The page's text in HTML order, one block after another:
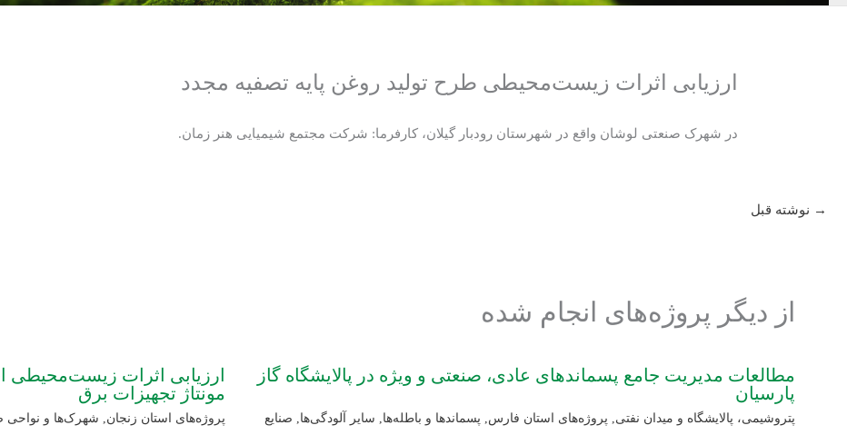
ارزیابی اثرات زیست‌محیطی طرح تولید روغن پایه تصفیه مجدد
در شهرک صنعتی لوشان واقع در شهرستان رودبار گیلان، کارفرما: شرکت مجتمع شیمیایی هنر زمان.
→ نوشته قبل
از دیگر پروژه‌های انجام شده
مطالعات مدیریت جامع پسماندهای عادی، صنعتی و ویژه در پالایشگاه گاز
پارسیان
پتروشیمی، پالایشگاه و میدان نفتی, پروژه‌های استان فارس, پسماندها و باطله‌ها, سایر آلودگی‌ها, صنایع
ارزیابی اثرات
مونتاژ تجهیزات برق
پروژه‌های استان زنجان, شهرک‌ها و نواحی